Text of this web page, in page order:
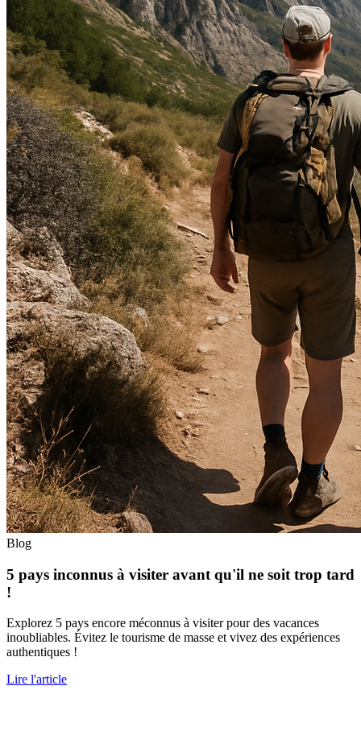
Blog
5 pays inconnus à visiter avant qu'il ne soit trop tard
!
Explorez 5 pays encore méconnus à visiter pour des vacances
inoubliables. Évitez le tourisme de masse et vivez des expériences
authentiques !
Lire l'article